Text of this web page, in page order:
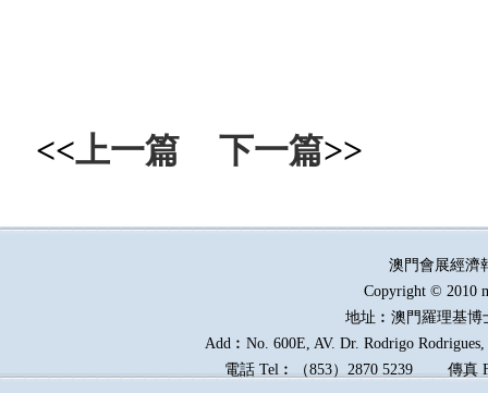
<<上一篇 下一篇>>
澳門會展經
Copyright © 2010
地址︰澳門羅理基博
Add︰No. 600E, AV. Dr. Rodrigo
電話 Tel︰（853）2870 5239傳真